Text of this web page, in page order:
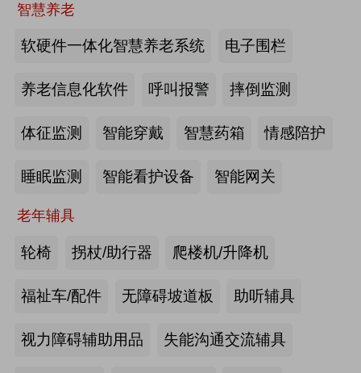
智慧养老
软硬件一体化智慧养老系统 电子围栏
养老信息化软件 呼叫报警 摔倒监测
体征监测 智能穿戴 智慧药箱 情感陪护
睡眠监测 智能看护设备 智能网关
老年辅具
轮椅 拐杖/助行器 爬楼机/升降机
福祉车/配件 无障碍坡道板 助听辅具
视力障碍辅助用品 失能沟通交流辅具
施数量已达39.6万个
来源:中国新闻网
展千人老年脑健康专项关爱活动
来源:养老福祉圈 2026-07-13
焕新银发日常 虹桥镇持续推进老年
友好社区建设工作